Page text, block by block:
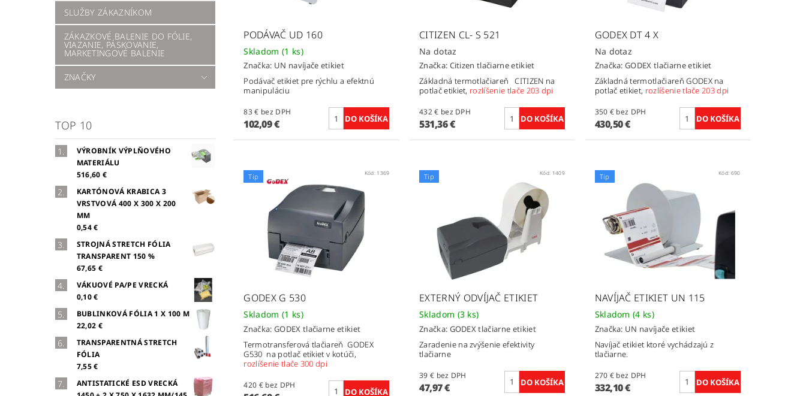
SLUŽBY ZÁKAZNÍKOM
ZÁKAZKOVÉ BALENIE DO FÓLIE,
VIAZANIE, PÁSKOVANIE,
MARKETINGOVÉ BALENIE
ZNAČKY
TOP 10
VÝROBNÍK VÝPLŇOVÉHO
MATERIÁLU
516,60 €
KARTÓNOVÁ KRABICA 3
VRSTVOVÁ 400 X 300 X 200
MM
0,54 €
STROJNÁ STRETCH FÓLIA
TRANSPARENT 150 %
67,65 €
VÁKUOVÉ PA/PE VRECKÁ
0,10 €
BUBLINKOVÁ FÓLIA 1 X 100 M
22,02 €
TRANSPARENTNÁ STRETCH
FÓLIA
7,55 €
ANTISTATICKÉ ESD VRECKÁ
PODÁVAČ UD 160
Skladom (1 ks)
Značka: UN navíjače etikiet
Podávač etikiet pre rýchlu a efektnú
manipuláciu
83 € bez DPH
102,09 €
CITIZEN CL- S 521
Na dotaz
Značka: Citizen tlačiarne etikiet
Základná termotlačiareň CITIZEN na
potlač etikiet, rozlíšenie tlače 203 dpi
432 € bez DPH
531,36 €
GODEX DT 4 X
Na dotaz
Značka:GODEX tlačiarne etikiet
Základná termotlačiareň GODEX na
potlač etikiet, rozlíšenie tlače 203 dpi
350 € bez DPH
430,50 €
Tip Kód: 1369
GODEX G 530
Skladom (1 ks)
Značka: GODEX tlačiarne etikiet
Termotransferová tlačiareň GODEX
G530 na potlač etikiet v kotúči,
rozlíšenie tlače 300 dpi
420 € bez DPH
Tip Kód: 1409
EXTERNÝ ODVÍJAČ ETIKIET
Skladom (3 ks)
Značka: GODEX tlačiarne etikiet
Zaradenie na zvýšenie efektivity
tlačiarne
39 € bez DPH
47,97 €
Tip Kód: 690
NAVÍJAČ ETIKIET UN 115
Skladom(4 ks)
Značka: UN navíjače etikiet
Navíjač etikiet ktoré vychádzajú z
tlačiarne.
270 € bez DPH
332,10 €